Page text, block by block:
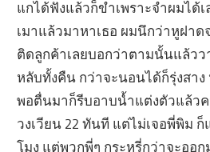
แกได้ฟังแล้วก็ขำเพราะจำผมได้
เมาแล้วมาหาเธอ ผมนึกว่าหูฝา
ติดลูกค้าเลยบอกว่าตามนั้นแล้ว
หลับทั้งคืน กว่าจะนอนได้ก็รุ่งสา
พอตื่นมาก็รีบอาบน้ำแต่งตัวแล้ว
วงเวียน 22 ทันที แต่ไม่เจอพี่พิม
โมง แต่พวกพี่ๆ กระหรี่กว่าจะออ